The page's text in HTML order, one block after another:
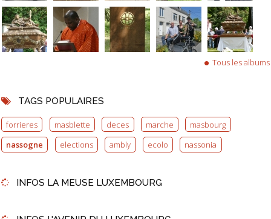
Tous les albums
TAGS POPULAIRES
forrieres masblette deces marche
masbourg
nassogne
elections ambly ecolo nassonia
INFOS LA MEUSE LUXEMBOURG